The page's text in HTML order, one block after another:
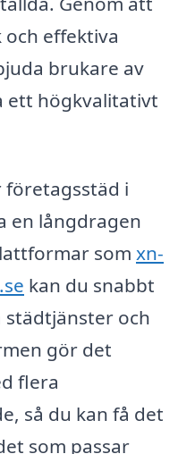
effektiva
brukare av
ett högkvalitativt
i
en långdragen
som xn-
kan du snabbt
städtjänster och
gör det
flera
så du kan få det
som passar